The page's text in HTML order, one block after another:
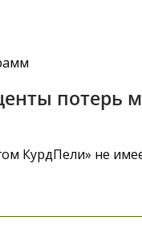
потерь
КурдПели» не